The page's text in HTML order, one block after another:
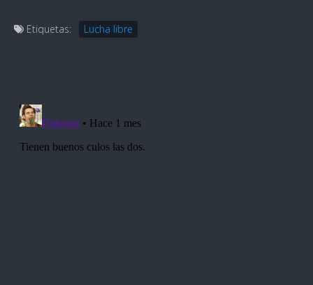
Etiquetas: Lucha libre